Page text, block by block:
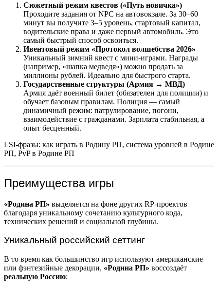
Сюжетный режим квестов («Путь новичка»)
Проходите задания от NPC на автовокзале. За 30–60
минут вы получите 3–5 уровень, стартовый капитал,
водительские права и даже первый автомобиль. Это
самый быстрый способ освоиться.
Ивентовый режим «Протокол волшебства 2026»
Уникальный зимний квест с мини-играми. Награды
(например, «шапка медведя») можно продать за
миллионы рублей. Идеально для быстрого старта.
Государственные структуры (Армия → МВД)
Армия даёт военный билет (обязателен для полиции) и
обучает базовым правилам. Полиция — самый
динамичный режим: патрулирование, погони,
взаимодействие с гражданами. Зарплата стабильная, а
опыт бесценный.
LSI-фразы: как играть в Родину РП, система уровней в Родине
РП, PvP в Родине РП
Преимущества игры
«Родина РП» выделяется на фоне других RP-проектов
благодаря уникальному сочетанию культурного кода,
технических решений и социальной глубины.
Уникальный российский сеттинг
В то время как большинство игр используют американские
или фэнтезийные декорации, «Родина РП» воссоздаёт
реальную Россию: